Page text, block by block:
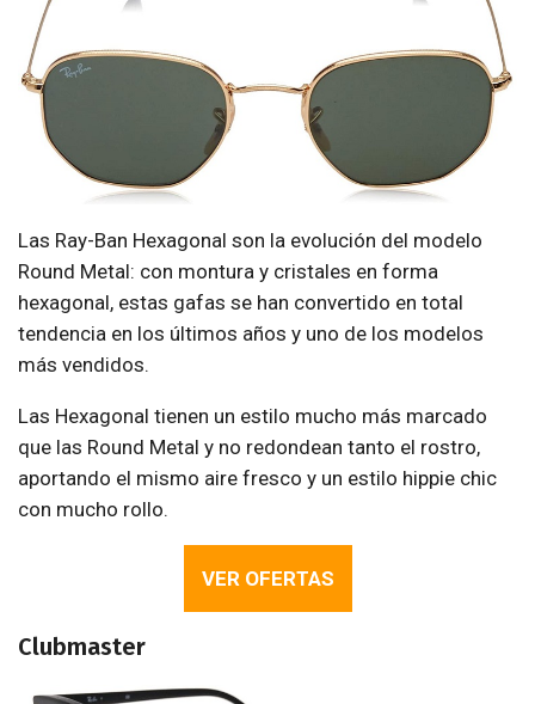
Las Ray-Ban Hexagonal son la evolución del modelo
Round Metal: con montura y cristales en forma
hexagonal, estas gafas se han convertido en total
tendencia en los últimos años y uno de los modelos
más vendidos.
Las Hexagonal tienen un estilo mucho más marcado
que las Round Metal y no redondean tanto el rostro,
aportando el mismo aire fresco y un estilo hippie chic
con mucho rollo.
VER OFERTAS
Clubmaster